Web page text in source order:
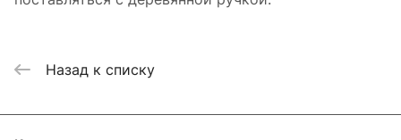
Назад к списку